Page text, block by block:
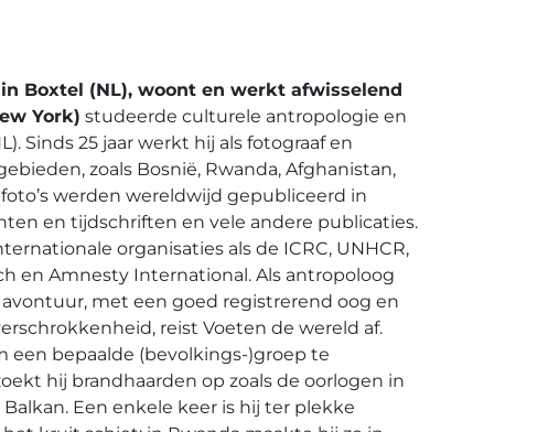
in Boxtel (NL), woont en werkt afwisselend
York) studeerde culturele antropologie en
Sinds 25 jaar werkt hij als fotograaf en
zoals Bosnië, Rwanda, Afghanistan,
foto’s werden wereldwijd gepubliceerd in
en tijdschriften en vele andere publicaties.
organisaties als de ICRC, UNHCR,
en Amnesty International. Als antropoloog
met een goed registrerend oog en
reist Voeten de wereld af.
een bepaalde (bevolkings-)groep te
hij brandhaarden op zoals de oorlogen in
Een enkele keer is hij ter plekke